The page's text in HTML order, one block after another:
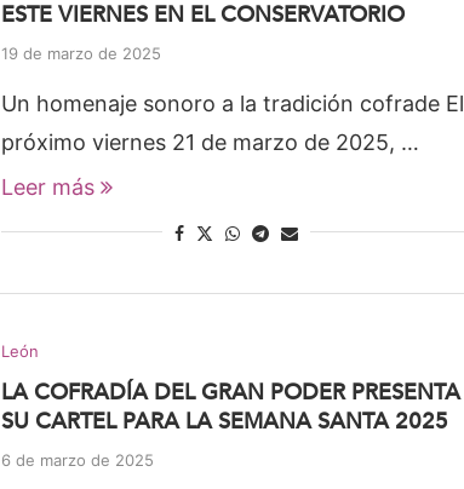
ESTE VIERNES EN EL CONSERVATORIO
19 de marzo de 2025
Un homenaje sonoro a la tradición cofrade El
próximo viernes 21 de marzo de 2025, …
Leer más
León
LA COFRADÍA DEL GRAN PODER PRESENTA
SU CARTEL PARA LA SEMANA SANTA 2025
6 de marzo de 2025